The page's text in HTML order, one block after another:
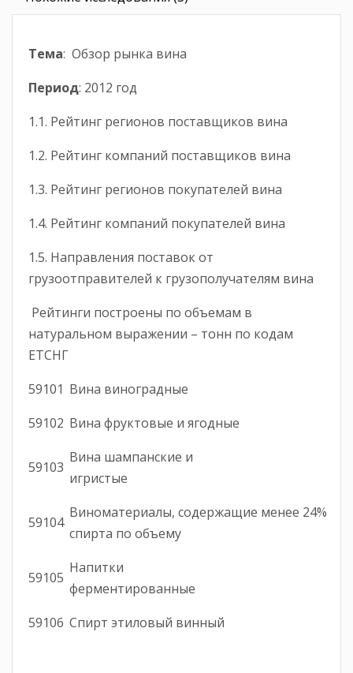
Тема: Обзор рынка вина
Период: 2012 год
1.1. Рейтинг регионов поставщиков вина
1.2. Рейтинг компаний поставщиков вина
1.3. Рейтинг регионов покупателей вина
1.4. Рейтинг компаний покупателей вина
1.5. Направления поставок от
грузоотправителей к грузополучателям вина
Рейтинги построены по объемам в
натуральном выражении – тонн по кодам
ЕТСНГ
59101 Вина виноградные
59102 Вина фруктовые и ягодные
59103
Вина шампанские и
игристые
59104
Виноматериалы, содержащие менее 24%
спирта по объему
59105
Напитки
ферментированные
59106 Спирт этиловый винный